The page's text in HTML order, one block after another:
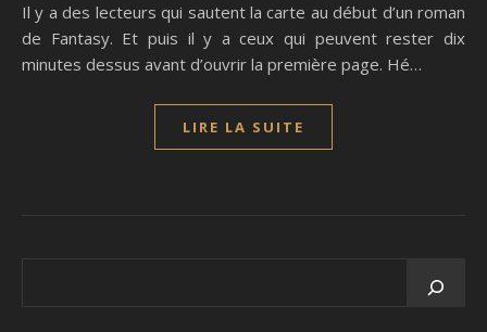
Il y a des lecteurs qui sautent la carte au début d’un roman
de Fantasy. Et puis il y a ceux qui peuvent rester dix
minutes dessus avant d’ouvrir la première page. Hé…
LIRE LA SUITE